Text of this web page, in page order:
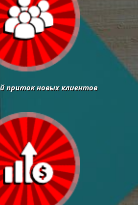
приток новых клиентов